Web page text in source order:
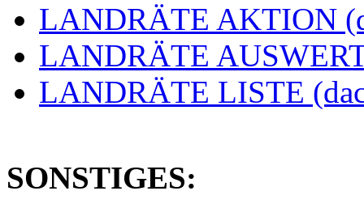
LANDRÄTE AKTION
LANDRÄTE
LANDRÄTE LISTE
SONSTIGES: